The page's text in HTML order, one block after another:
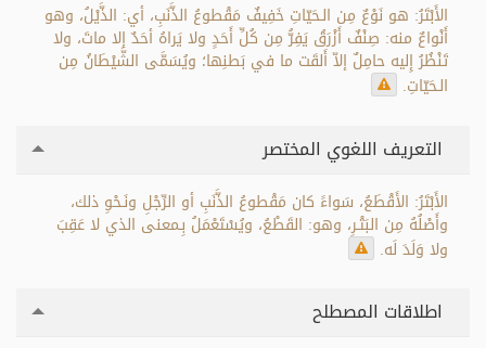
الأَبْتَرُ: هو نَوْعٌ مِن الـحَيّاتِ خَفِيفٌ مَقْطوعُ الذَّنَبِ، أي: الذَّيْلُ، وهو
أَنْواعٌ منه: صِنْفٌ أَزْرَقُ يَفِرُّ مِن كُلِّ أَحَدٍ ولا يَراهُ أحَدٌ إلا ماتَ، ولا
تَنْظُرُ إِليه حامِلٌ إلاّ أَلقَت ما في بَطنِها؛ ويُسَمَّى الشَّيْطَانُ مِن
الـحَيّاتِ.
التعريف اللغوي المختصر
الأَبْتَرُ: الأَقْطَعُ، سَواءً كان مَقْطوعُ الذَّنَبِ أو الرِّجْلِ ونَـحْوِ ذلك،
وأَصْلُهُ مِن البَتْـرِ، وهو: القَطْعُ، ويُسْتَعْمَلُ بِـمعنى الذي لا عَقِبَ
ولا وَلَدَ لَه.
اطلاقات المصطلح